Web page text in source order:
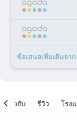
ข้อเสนอเพิ่มเติมจา
เกี่ยวกับ รีวิว โรง